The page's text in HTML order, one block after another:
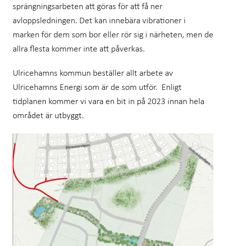
sprängningsarbeten att göras för att få ner
avloppsledningen. Det kan innebära vibrationer i
marken för dem som bor eller rör sig i närheten, men de
allra flesta kommer inte att påverkas.
Ulricehamns kommun beställer allt arbete av
Ulricehamns Energi som är de som utför. Enligt
tidplanen kommer vi vara en bit in på 2023 innan hela
området är utbyggt.